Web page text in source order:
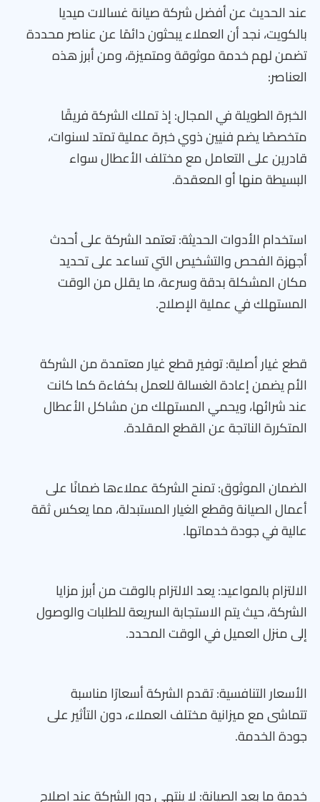
عند الحديث عن أفضل شركة صيانة غسالات ميديا
بالكويت، نجد أن العملاء يبحثون دائمًا عن عناصر محددة
تضمن لهم خدمة موثوقة ومتميزة، ومن أبرز هذه
العناصر:
الخبرة الطويلة في المجال: إذ تملك الشركة فريقًا
متخصصًا يضم فنيين ذوي خبرة عملية تمتد لسنوات،
قادرين على التعامل مع مختلف الأعطال سواء
البسيطة منها أو المعقدة.
استخدام الأدوات الحديثة: تعتمد الشركة على أحدث
أجهزة الفحص والتشخيص التي تساعد على تحديد
مكان المشكلة بدقة وسرعة، ما يقلل من الوقت
المستهلك في عملية الإصلاح.
قطع غيار أصلية: توفير قطع غيار معتمدة من الشركة
الأم يضمن إعادة الغسالة للعمل بكفاءة كما كانت
عند شرائها، ويحمي المستهلك من مشاكل الأعطال
المتكررة الناتجة عن القطع المقلدة.
الضمان الموثوق: تمنح الشركة عملاءها ضمانًا على
أعمال الصيانة وقطع الغيار المستبدلة، مما يعكس ثقة
عالية في جودة خدماتها.
الالتزام بالمواعيد: يعد الالتزام بالوقت من أبرز مزايا
الشركة، حيث يتم الاستجابة السريعة للطلبات والوصول
إلى منزل العميل في الوقت المحدد.
الأسعار التنافسية: تقدم الشركة أسعارًا مناسبة
تتماشى مع ميزانية مختلف العملاء، دون التأثير على
جودة الخدمة.
خدمة ما بعد الصيانة: لا ينتهي دور الشركة عند إصلاح